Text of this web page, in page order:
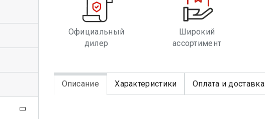
Официальный
дилер
Широкий
ассортимент
Описание Характеристики Оплата и доставка